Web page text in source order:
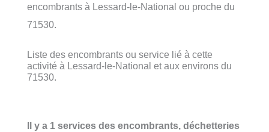
encombrants à Lessard-le-National ou proche du
71530.
Liste des encombrants ou service lié à cette
activité à Lessard-le-National et aux environs du
71530.
Il y a 1 services des encombrants, déchetteries